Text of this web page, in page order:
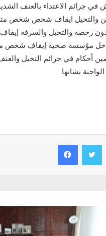
إيقاف شخص محل 9 مناشير تفتيش في جرائم
رخصة والتحيل والسرقة
مؤسسة صحية إيقاف شخص
صناعية إيقاف شخص صادرة في حقه 6 مضامين أحكام في
Facebook Twitter